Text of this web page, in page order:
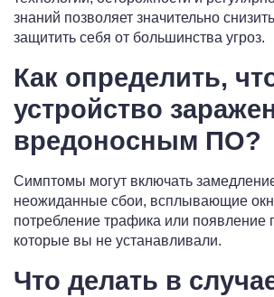
знаний позволяет значительно
защитить себя от большинства угроз.
Как определить,
устройство
вредоносным ПО?
Симптомы могут включать
неожиданные сбои, всплывающие
потребление трафика или появление
которые вы не устанавливали.
Что делать в